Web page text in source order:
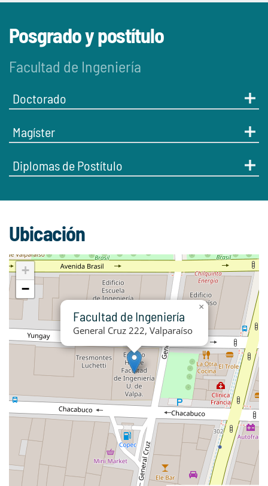
Posgrado y postítulo
Facultad de Ingeniería
Doctorado
Magíster
Diplomas de Postítulo
Ubicación
Facultad de Ingeniería
General Cruz 222, Valparaíso
×
+
−